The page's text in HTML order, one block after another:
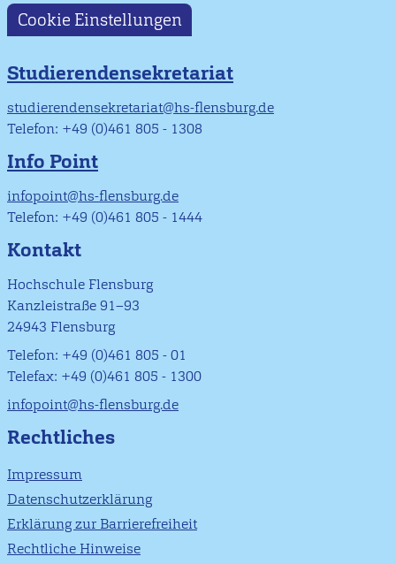
Cookie Einstellungen
Studierendensekretariat
studierendensekretariat@hs-flensburg.de
Telefon: +49 (0)461 805 - 1308
Info Point
infopoint@hs-flensburg.de
Telefon: +49 (0)461 805 - 1444
Kontakt
Hochschule Flensburg
Kanzleistraße 91–93
24943 Flensburg
Telefon: +49 (0)461 805 - 01
Telefax: +49 (0)461 805 - 1300
infopoint@hs-flensburg.de
Rechtliches
Impressum
Datenschutzerklärung
Erklärung zur Barrierefreiheit
Rechtliche Hinweise